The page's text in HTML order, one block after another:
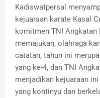
Kadiswatpersal
kejuaraan karate Kasal
komitmen TNI
memajukan, olahraga
catatan, tahun ini
yang ke-4, dan TNI
menjadikan kejuaraan
yang kontinyu dan